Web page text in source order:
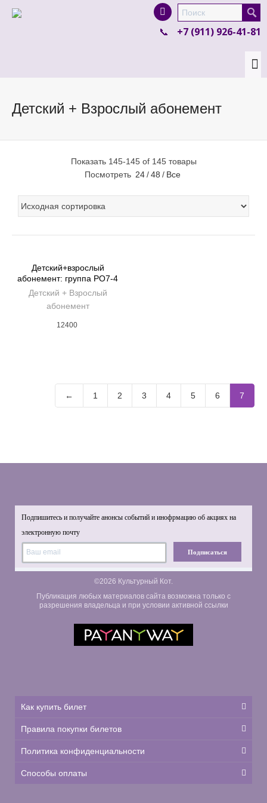
product in a size size .
colour items.
+7 (911) 926-41-81
Детский + Взрослый абонемент
Показать 145-145 of 145 товары
Посмотреть 24/48 / Все
Детский+взрослый
абонемент: группа PO7-4
Детский + Взрослый
абонемент
12400
← 1 2 3 4 5 6 7
Подпишитесь и получайте анонсы событий и инофрмацию об акциях на
электронную почту
Подписаться
©2026 Культурный Кот.
Публикация любых материалов сайта возможна только с
разрешения владельца и при условии активной ссылки
Как купить билет
Правила покупки билетов
Политика конфиденциальности
Способы оплаты